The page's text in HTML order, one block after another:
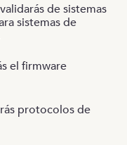
de sistemas
sistemas de
el firmware
protocolos de